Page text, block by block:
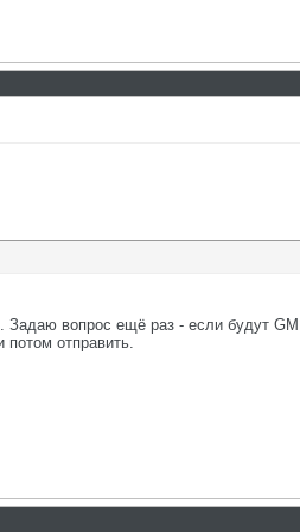
вопрос ещё раз - если будут
отправить.